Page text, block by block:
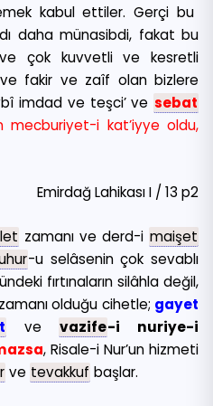
kabul ettiler. Gerçi bu
daha münasibdi, fakat bu
ve çok kuvvetli ve kesretli
ve fakir ve zaîf olan bizlere
imdad ve teşci’ ve sebat
mecburiyet-i kat’iyye oldu,
Emirdağ Lahikası I / 13 p2
zamanı ve derd-i maişet
-u selâsenin çok sevablı
fırtınaların silâhla değil,
olduğu cihetle; gayet
ve vazife-i nuriye-i
, Risale-i Nur’un hizmeti
ve tevakkuf başlar.